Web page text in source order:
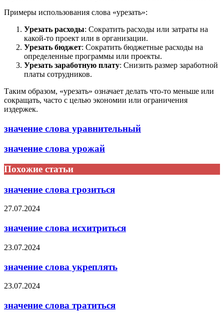
Примеры использования слова «урезать»:
Урезать расходы: Сократить расходы или затраты на
какой-то проект или в организации.
Урезать бюджет: Сократить бюджетные расходы на
определенные программы или проекты.
Урезать заработную плату: Снизить размер заработной
платы сотрудников.
Таким образом, «урезать» означает делать что-то меньше или
сокращать, часто с целью экономии или ограничения
издержек.
значение слова уравнительный
значение слова урожай
Похожие статьи
значение слова грозиться
27.07.2024
значение слова исхитриться
23.07.2024
значение слова укреплять
23.07.2024
значение слова тратиться